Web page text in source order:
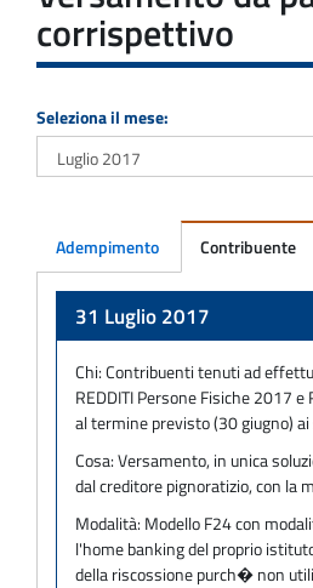
corrispettivo
Seleziona il mese:
Adempimento Contribuente
31 Luglio 2017
Chi:Contribuenti tenuti ad
REDDITI Persone Fisiche 2017
al termine previsto (30 giugno)
Cosa:Versamento, in unica
dal creditore pignoratizio, con la
Modalità: Modello F24 con
l'home banking del proprio
della riscossione purch� non